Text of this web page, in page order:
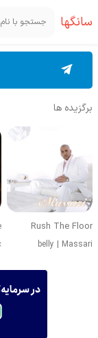
سانگها
برگزیده ها
Rush The Floor
belly | Massari